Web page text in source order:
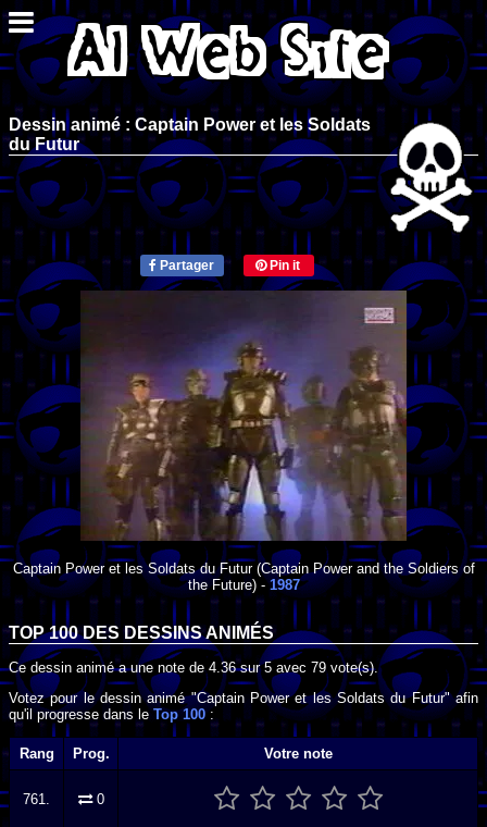
Dessin animé : Captain Power et les Soldats
du Futur
Partager Pin it
Captain Power et les Soldats du Futur(Captain Power and the Soldiers of
the Future) -1987
TOP 100 DESDESSINS ANIMÉS
Ce dessin animé a une note de 4.36sur5 avec 79 vote(s).
Votez pour le dessin animé "Captain Power et les Soldats du Futur" afin
qu'il progresse dans le Top 100:
Rang Prog. Votre note
761. 0